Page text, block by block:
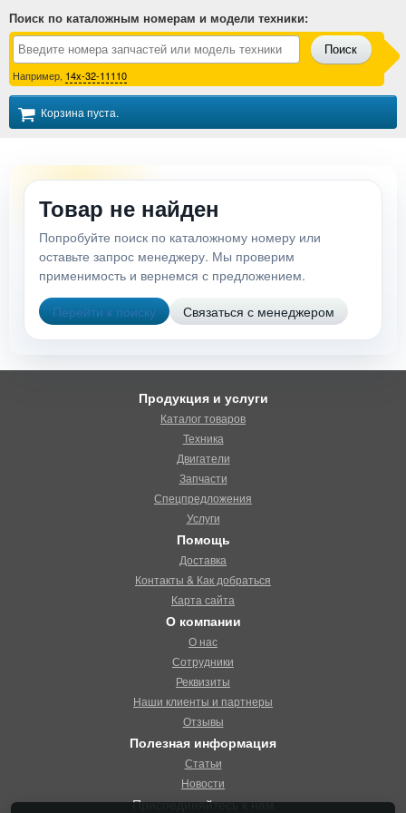
Поиск по каталожным номерам и модели техники:
Поиск
Например, 14x-32-11110
Корзина пуста.
Товар не найден
Попробуйте поиск по каталожному номеру или
оставьте запрос менеджеру. Мы проверим
применимость и вернемся с предложением.
Перейти к поиску
Связаться с менеджером
Продукция и услуги
Каталог товаров
Техника
Двигатели
Запчасти
Спецпредложения
Услуги
Помощь
Доставка
Контакты & Как добраться
Карта сайта
О компании
О нас
Сотрудники
Реквизиты
Наши клиенты и партнеры
Отзывы
Полезная информация
Статьи
Новости
Присоединяйтесь к нам